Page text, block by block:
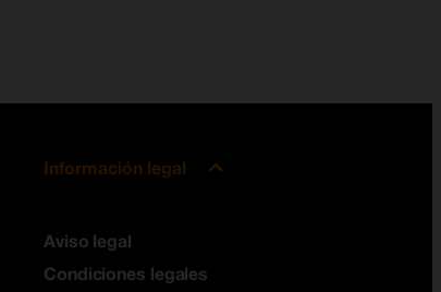
Información legal
Aviso legal
Condiciones legales